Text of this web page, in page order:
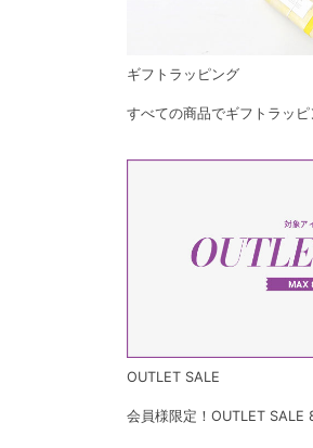
ギフトラッピング
すべての商品でギフトラッピ
OUTLET SALE
会員様限定！OUTLET SALE